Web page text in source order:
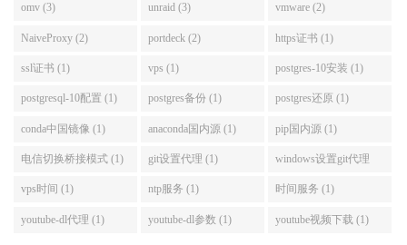
omv (3) unraid (3) vmware (2)
NaiveProxy (2) portdeck (2) https证书 (1)
ssl证书 (1) vps (1) postgres-10安装 (1)
postgresql-10配置 (1) postgres备份 (1) postgres还原 (1)
conda中国镜像 (1) anaconda国内源 (1) pip国内源 (1)
电信切换桥接模式 (1) git设置代理 (1) windows设置git代理
(1)
vps时间 (1) ntp服务 (1) 时间服务 (1)
youtube-dl代理 (1) youtube-dl参数 (1) youtube视频下载 (1)